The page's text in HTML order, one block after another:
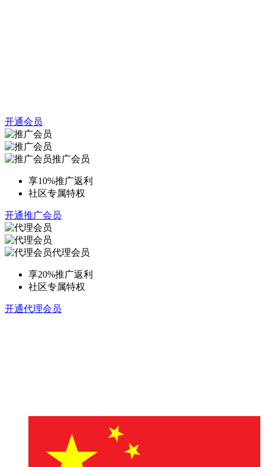
开通会员
推广会员
享10%推广返利
社区专属特权
开通推广会员
代理会员
享20%推广返利
社区专属特权
开通代理会员